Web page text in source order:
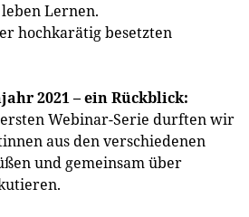
Lernen.
hochkarätig besetzten
2021 – ein Rückblick:
Webinar-Serie durften wir
aus den verschiedenen
und gemeinsam über